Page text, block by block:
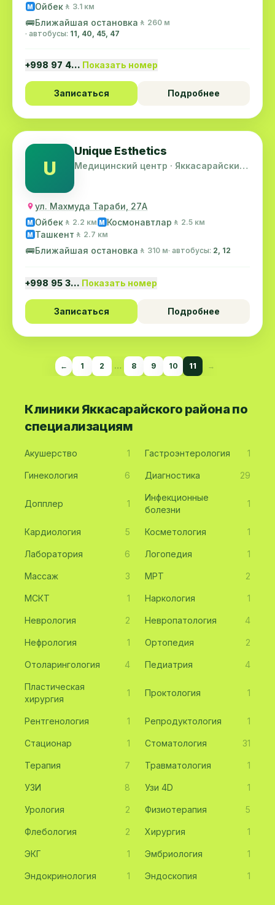
M Ойбек 🚶 3.1 км
🚌Ближайшая остановка 🚶 260 м
· автобусы: 11, 40, 45, 47
+998 97 4… Показать номер
Записаться Подробнее
U
Unique Esthetics
Медицинский центр · Яккасарайский
ул. Махмуда Тараби, 27А
M Ойбек 🚶 2.2 км M Космонавтлар 🚶 2.5 км
M Ташкент 🚶 2.7 км
🚌Ближайшая остановка 🚶 310 м· автобусы: 2, 12
+998 95 3… Показать номер
Записаться Подробнее
← 1 2 … 8 9 10 11 →
Клиники Яккасарайского района по
специализациям
Акушерство 1 Гастроэнтерология 1
Гинекология 6 Диагностика 29
Допплер 1
Инфекционные
болезни
1
Кардиология 5 Косметология 1
Лаборатория 6 Логопедия 1
Массаж 3 МРТ 2
МСКТ 1 Наркология 1
Неврология 2 Невропатология 4
Нефрология 1 Ортопедия 2
Отоларингология 4 Педиатрия 4
Пластическая
хирургия
1 Проктология 1
Рентгенология 1 Репродуктология 1
Стационар 1 Стоматология 31
Терапия 7 Травматология 1
УЗИ 8 Узи 4D 1
Урология 2 Физиотерапия 5
Флебология 2 Хирургия 1
ЭКГ 1 Эмбриология 1
Эндокринология 1 Эндоскопия 1